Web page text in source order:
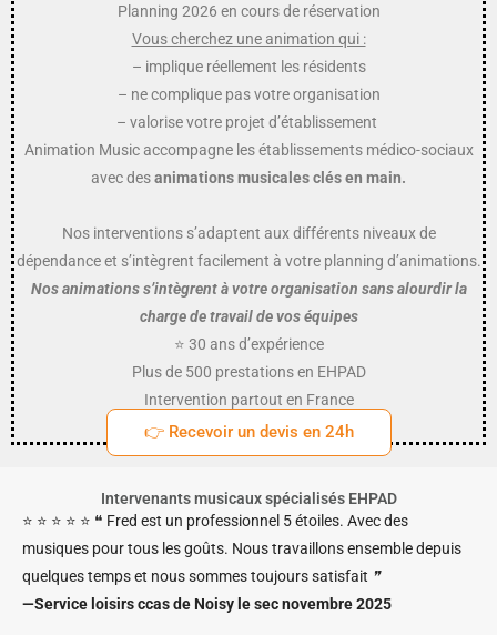
Planning 2026 en cours de réservation
Vous cherchez une animation qui :
– implique réellement les résidents
– ne complique pas votre organisation
– valorise votre projet d’établissement
Animation Music accompagne lesétablissements médico-sociaux
avec desanimations musicalesclés en main.
Nos interventions s’adaptent auxdifférents niveaux de
dépendance et s’intègrent facilement à votre planning d’animations.
Nos animations s’intègrent à votre organisation sans alourdir la
charge de travail de vos équipes
⭐ 30 ans d’expérience
Plus de 500 prestations en EHPAD
Intervention partout en France
👉 Recevoir un devis en 24h
Intervenants musicaux spécialisés EHPAD
⭐ ⭐ ⭐ ⭐ ⭐ ❝ Fred est un professionnel 5 étoiles. Avec des
musiques pour tous les goûts. Nous travaillons ensemble depuis
quelques temps et nous sommes toujours satisfait ❞
—Service loisirs ccas de Noisy le secnovembre 2025